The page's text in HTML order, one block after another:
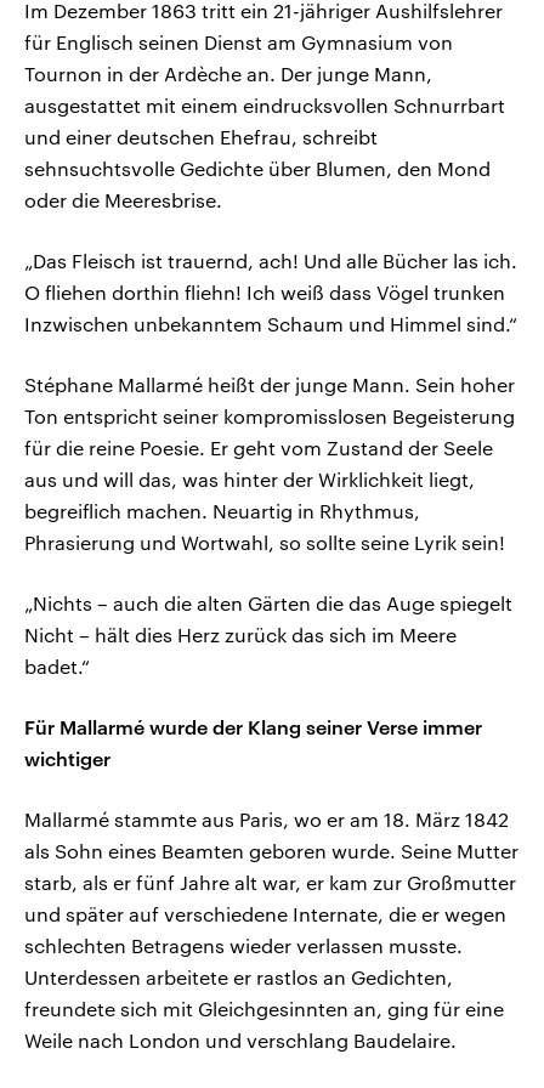
Im Dezember 1863 tritt ein 21-jähriger Aushilfslehrer
für Englisch seinen Dienst am Gymnasium von
Tournon in der Ardèche an. Der junge Mann,
ausgestattet mit einem eindrucksvollen Schnurrbart
und einer deutschen Ehefrau, schreibt
sehnsuchtsvolle Gedichte über Blumen, den Mond
oder die Meeresbrise.
„Das Fleisch ist trauernd, ach! Und alle Bücher las ich.
O fliehen dorthin fliehn! Ich weiß dass Vögel trunken
Inzwischen unbekanntem Schaum und Himmel sind.“
Stéphane Mallarmé heißt der junge Mann. Sein hoher
Ton entspricht seiner kompromisslosen Begeisterung
für die reine Poesie. Er geht vom Zustand der Seele
aus und will das, was hinter der Wirklichkeit liegt,
begreiflich machen. Neuartig in Rhythmus,
Phrasierung und Wortwahl, so sollte seine Lyrik sein!
„Nichts – auch die alten Gärten die das Auge spiegelt
Nicht – hält dies Herz zurück das sich im Meere
badet.“
Für Mallarmé wurde der Klang seiner Verse immer
wichtiger
Mallarmé stammte aus Paris, wo er am 18. März 1842
als Sohn eines Beamten geboren wurde. Seine Mutter
starb, als er fünf Jahre alt war, er kam zur Großmutter
und später auf verschiedene Internate, die er wegen
schlechten Betragens wieder verlassen musste.
Unterdessen arbeitete er rastlos an Gedichten,
freundete sich mit Gleichgesinnten an, ging für eine
Weile nach London und verschlang Baudelaire.